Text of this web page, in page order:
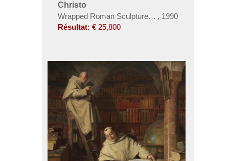
Christo
Wrapped Roman Sculptures (Project for Die
, 1990
Résultat: € 25,800